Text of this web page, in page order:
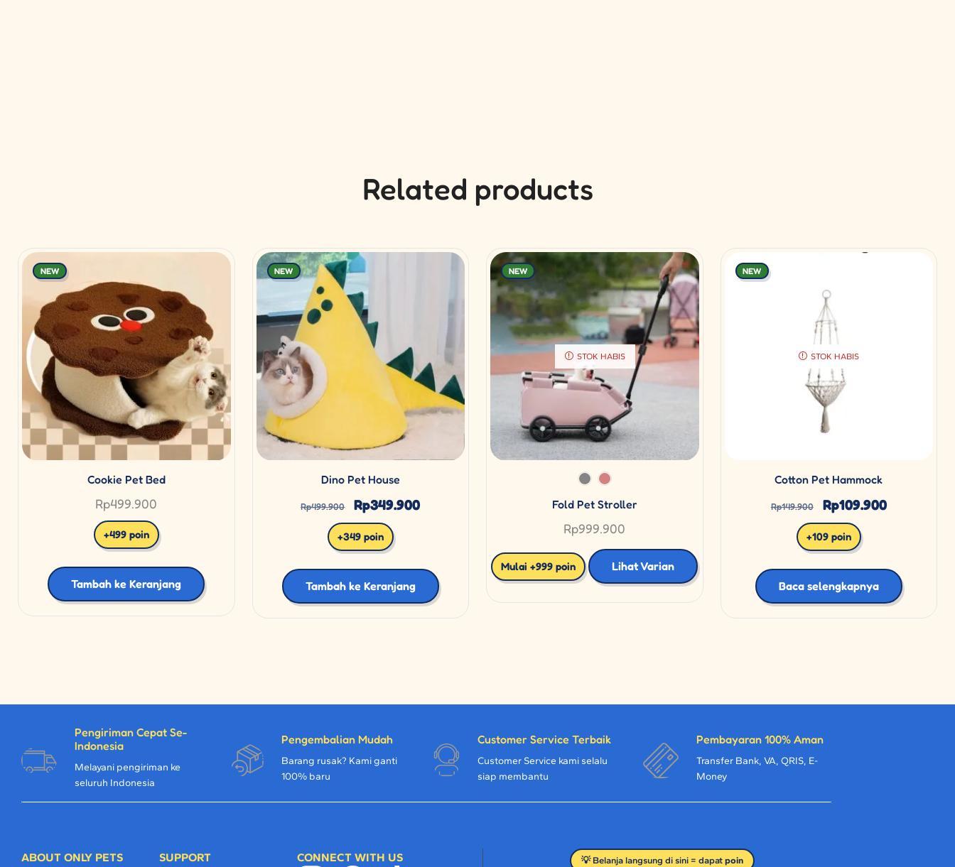
Related products
NEW
Cookie Pet Bed
Rp499.900
+499 poin
Tambah ke Keranjang
NEW
Dino Pet House
Rp499.900 Rp349.900
+349 poin
Tambah ke Keranjang
NEW
STOK HABIS
Fold Pet Stroller
Rp999.900
Mulai +999 poin Lihat Varian
NEW
STOK HABIS
Cotton Pet Hammock
Rp149.900 Rp109.900
+109 poin
Baca selengkapnya
Pengiriman Cepat Se-
Indonesia
Melayani pengiriman ke
seluruh Indonesia
Pengembalian Mudah
Barang rusak? Kami ganti
100% baru
Customer Service Terbaik
Customer Service kami selalu
siap membantu
Pembayaran 100% Aman
Transfer Bank, VA, QRIS, E-
Money
ABOUT ONLY PETS SUPPORT CONNECT WITH US 💡 Belanja langsung di sini = dapatpoin